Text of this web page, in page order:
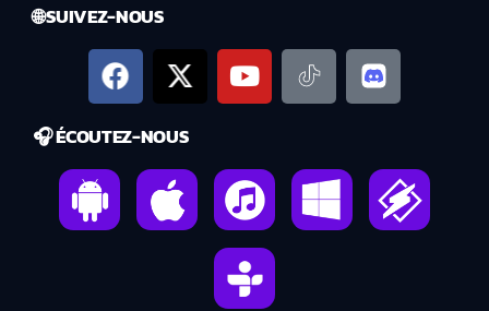
🌐 SUIVEZ-NOUS
🎧 ÉCOUTEZ-NOUS